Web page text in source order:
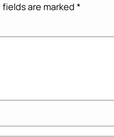
are marked *